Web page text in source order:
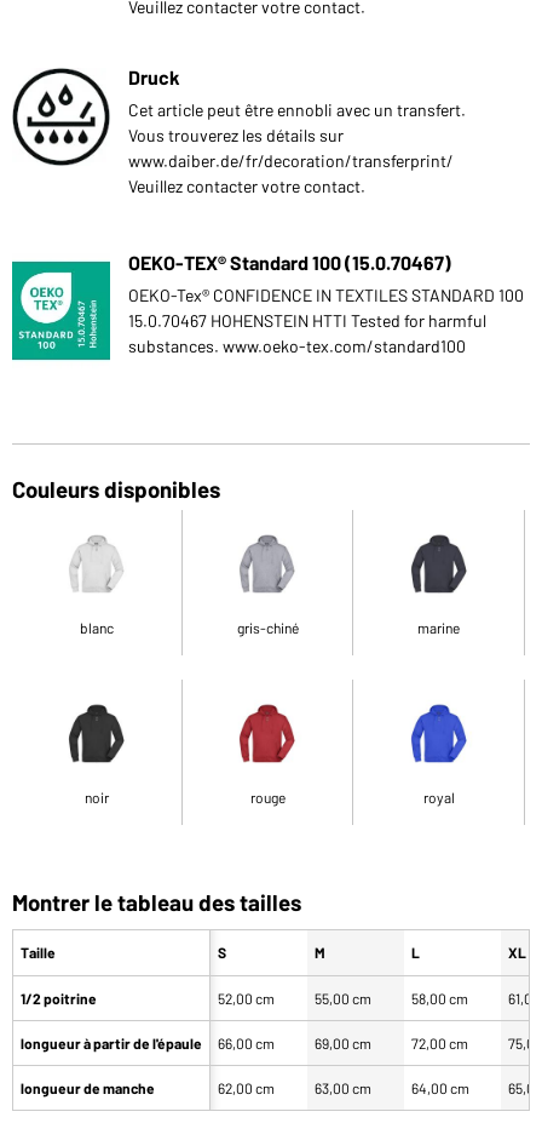
Veuillez contacter votre contact.
Druck
Cet article peut être ennobli avec un transfert.
Vous trouverez les détails sur
www.daiber.de/fr/decoration/transferprint/
Veuillez contacter votre contact.
OEKO-TEX® Standard 100 (15.0.70467)
OEKO-Tex® CONFIDENCE IN TEXTILES STANDARD 100
15.0.70467 HOHENSTEIN HTTI Tested for harmful
substances. www.oeko-tex.com/standard100
Couleurs disponibles
blanc gris-chiné marine
noir rouge royal
Montrer le tableau des tailles
Taille
1/2 poitrine
longueur à partir de l'épaule
longueur de manche
S M L XL
52,00 cm 55,00 cm 58,00 cm
66,00 cm 69,00 cm 72,00 cm
62,00 cm 63,00 cm 64,00 cm